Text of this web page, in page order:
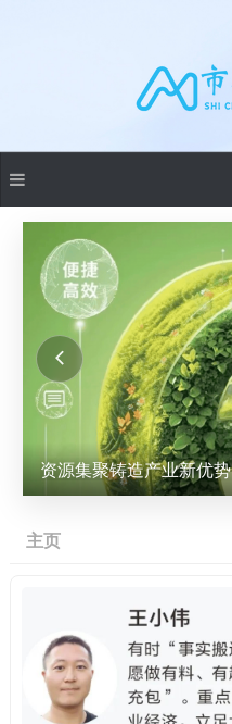
资源集聚铸造产业新优势
主页